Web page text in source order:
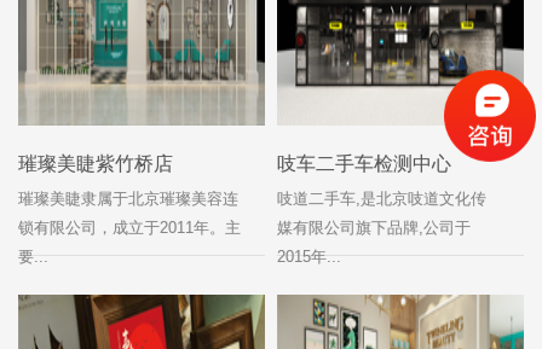
璀璨美睫紫竹桥店
璀璨美睫隶属于北京璀璨美容连
锁有限公司，成立于2011年。主
要...
吱车二手车检测中心
吱道二手车,是北京吱道文化传
媒有限公司旗下品牌,公司于
2015年...